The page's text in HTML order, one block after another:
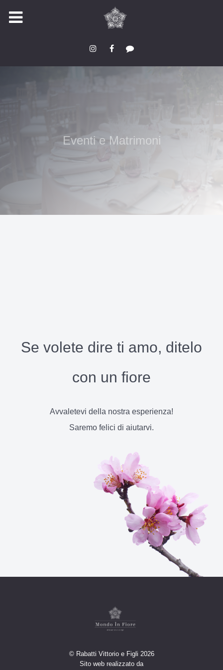
Eventi e Matrimoni
Se volete dire ti amo, ditelo
con un fiore
Avvaletevi della nostra esperienza!
Saremo felici di aiutarvi.
© Rabatti Vittorio e Figli 2026
Sito web realizzato da